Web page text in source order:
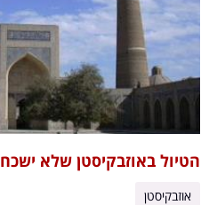
הטיול באוזבקיסטן שלא ישכח
אוזבקיסטן